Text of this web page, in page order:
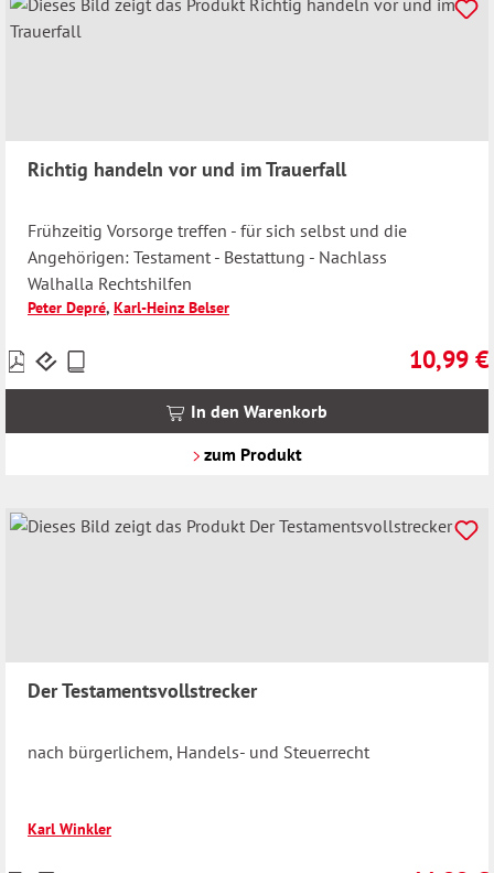
Richtig handeln vor und im Trauerfall
Frühzeitig Vorsorge treffen - für sich selbst und die
Angehörigen: Testament - Bestattung - Nachlass
Walhalla Rechtshilfen
Peter Depré, Karl-Heinz Belser
10,99 €
Preise
inkl.
In den Warenkorb
zum Produkt
Der Testamentsvollstrecker
nach bürgerlichem, Handels- und Steuerrecht
Karl Winkler